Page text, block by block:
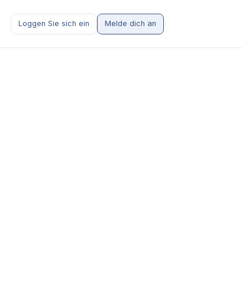
Loggen Sie sich ein Melde dich an